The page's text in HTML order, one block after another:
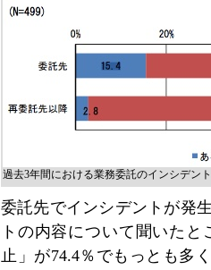
過去3年間における業務委託のインシデン
委託先でインシデントが発
トの内容について聞いた
止」が74.4％でもっとも多